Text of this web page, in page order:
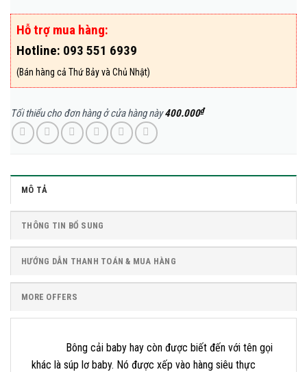
Hỗ trợ mua hàng:
Hotline: 093 551 6939
(Bán hàng cả Thứ Bảy và Chủ Nhật)
Tối thiểu cho đơn hàng ở cửa hàng này400.000₫
MÔ TẢ
THÔNG TIN BỔ SUNG
HƯỚNG DẪN THANH TOÁN & MUA HÀNG
MORE OFFERS
Bông cải baby hay còn được biết đến với tên gọi
khác là súp lơ baby. Nó được xếp vào hàng siêu thực